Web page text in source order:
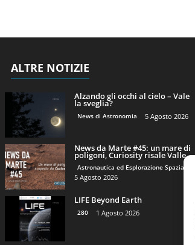
ALTRE NOTIZIE
Alzando gli occhi al cielo – Vale
la sveglia?
News di Astronomia 5 Agosto 2026
News da Marte #45: un mare di
poligoni, Curiosity risale Valle...
Astronautica ed Esplorazione Spaziale
5 Agosto 2026
LIFE Beyond Earth
280 1 Agosto 2026